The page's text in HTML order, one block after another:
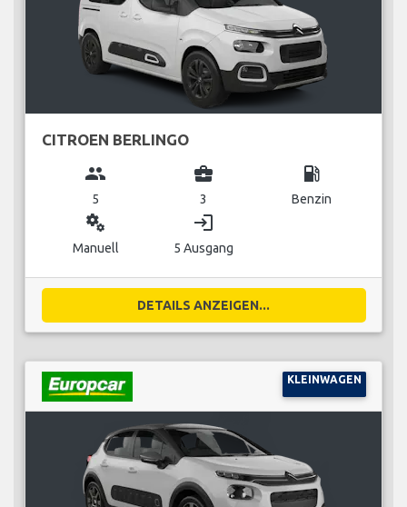
CITROEN BERLINGO
group
5
business_center
3
local_gas_station
Benzin
miscellaneous_services
Manuell
login
5 Ausgang
DETAILS ANZEIGEN...
KLEINWAGEN